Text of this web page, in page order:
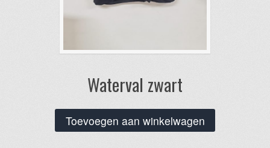
Waterval zwart
Toevoegen aan winkelwagen